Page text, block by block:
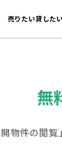
売りたい貸したい
無
物件の閲覧